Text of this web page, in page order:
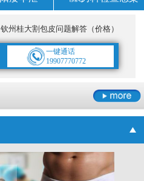
钦州桂大割包皮问题解答（价格）
一键通话
19907770772